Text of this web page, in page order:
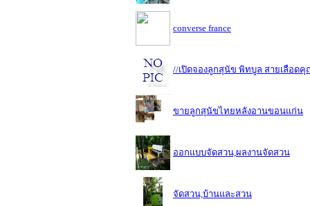
converse france
//เปิดจองลูกสุนัข พิทบูล สายเลือด
ขายลูกสุนัขไทยหลังอานขอนแก่น
ออกแบบจัดสวน,ผลงานจัดสวน
จัดสวน,บ้านและสวน